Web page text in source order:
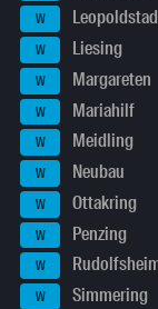
W
W Liesing
W Margareten
W Mariahilf
W Meidling
W Neubau
W Ottakring
W Penzing
W
W Simmering